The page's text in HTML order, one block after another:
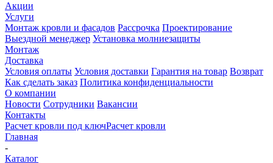
Акции
Услуги
Монтаж кровли и фасадов Рассрочка Проектирование
Выездной менеджер Установка молниезащиты
Монтаж
Доставка
Условия оплаты Условия доставки Гарантия на товар Возврат
Как сделать заказ Политика конфиденциальности
О компании
Новости Сотрудники Вакансии
Контакты
Расчет кровли под ключРасчет кровли
Главная
-
Каталог